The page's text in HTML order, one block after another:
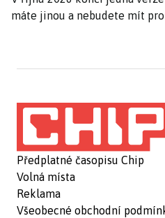
máte jinou a nebudete mít
Předplatné časopisu Chip
Volná místa
Reklama
Všeobecné obchodní